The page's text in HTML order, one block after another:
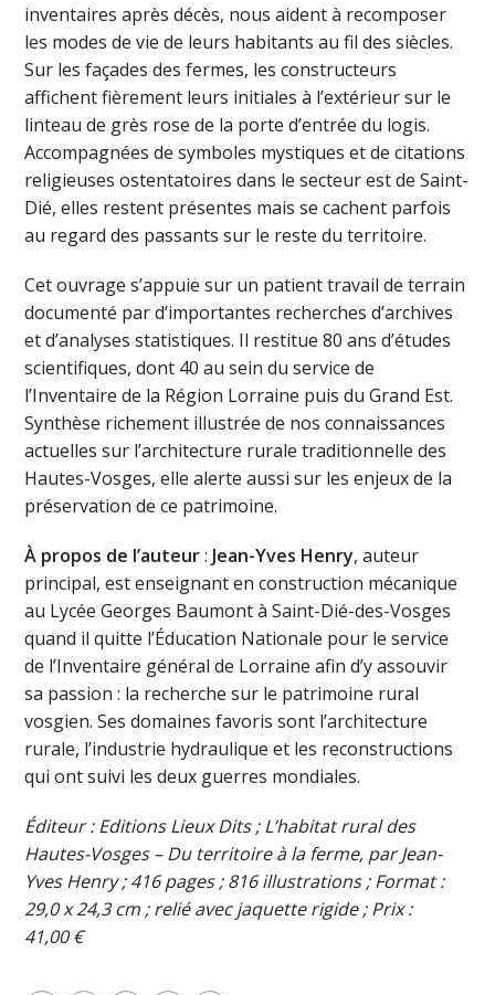
inventaires après décès, nous aident à recomposer
les modes de vie de leurs habitants au fil des siècles.
Sur les façades des fermes, les constructeurs
affichent fièrement leurs initiales à l’extérieur sur le
linteau de grès rose de la porte d’entrée du logis.
Accompagnées de symboles mystiques et de citations
religieuses ostentatoires dans le secteur est de Saint-
Dié, elles restent présentes mais se cachent parfois
au regard des passants sur le reste du territoire.
Cet ouvrage s’appuie sur un patient travail de terrain
documenté par d’importantes recherches d’archives
et d’analyses statistiques. Il restitue 80 ans d’études
scientifiques, dont 40 au sein du service de
l’Inventaire de la Région Lorraine puis du Grand Est.
Synthèse richement illustrée de nos connaissances
actuelles sur l’architecture rurale traditionnelle des
Hautes-Vosges, elle alerte aussi sur les enjeux de la
préservation de ce patrimoine.
À propos de l’auteur: Jean-Yves Henry, auteur
principal, est enseignant en construction mécanique
au Lycée Georges Baumont à Saint-Dié-des-Vosges
quand il quitte l’Éducation Nationale pour le service
de l’Inventaire général de Lorraine afin d’y assouvir
sa passion : la recherche sur le patrimoine rural
vosgien. Ses domaines favoris sont l’architecture
rurale, l’industrie hydraulique et les reconstructions
qui ont suivi les deux guerres mondiales.
Éditeur : Editions Lieux Dits ; L’habitat rural des
Hautes-Vosges – Du territoire à la ferme, par Jean-
Yves Henry ; 416 pages ; 816 illustrations ; Format :
29,0 x 24,3 cm ; relié avec jaquette rigide ; Prix :
41,00 €